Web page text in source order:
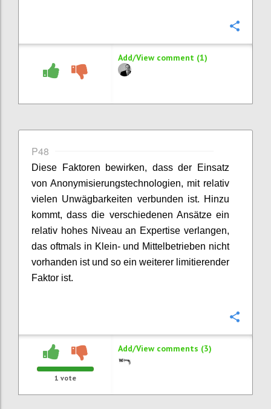
Add/View comment (1)
P48
Diese Faktoren bewirken, dass der Einsatz
von Anonymisierungstechnologien, mit relativ
vielen Unwägbarkeiten verbunden ist. Hinzu
kommt, dass die verschiedenen Ansätze ein
relativ hohes Niveau an Expertise verlangen,
das oftmals in Klein- und Mittelbetrieben nicht
vorhanden ist und so ein weiterer limitierender
Faktor ist.
1 vote
Add/View comments (3)